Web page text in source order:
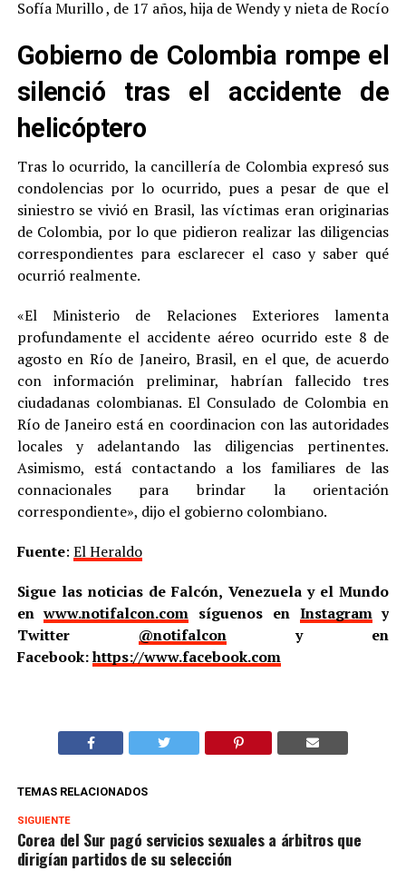
Sofía Murillo , de 17 años, hija de Wendy y nieta de Rocío
Gobierno de Colombia rompe el
silenció tras el accidente de
helicóptero
Tras lo ocurrido, la cancillería de Colombia expresó sus
condolencias por lo ocurrido, pues a pesar de que el
siniestro se vivió en Brasil, las víctimas eran originarias
de Colombia, por lo que pidieron realizar las diligencias
correspondientes para esclarecer el caso y saber qué
ocurrió realmente.
«El Ministerio de Relaciones Exteriores lamenta
profundamente el accidente aéreo ocurrido este 8 de
agosto en Río de Janeiro, Brasil, en el que, de acuerdo
con información preliminar, habrían fallecido tres
ciudadanas colombianas. El Consulado de Colombia en
Río de Janeiro está en coordinacion con las autoridades
locales y adelantando las diligencias pertinentes.
Asimismo, está contactando a los familiares de las
connacionales para brindar la orientación
correspondiente», dijo el gobierno colombiano.
Fuente: El Heraldo
Sigue las noticias de Falcón, Venezuela y el Mundo
enwww.notifalcon.com síguenos en Instagramy
Twitter @notifalcony en
Facebook:https://www.facebook.com
TEMAS RELACIONADOS
SIGUIENTE
Corea del Sur pagó servicios sexuales a árbitros que
dirigían partidos de su selección